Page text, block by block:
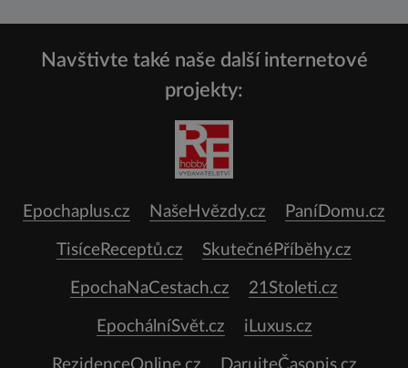
Navštivte také naše další internetové
projekty:
Epochaplus.cz NašeHvězdy.cz PaníDomu.cz
TisíceReceptů.cz SkutečnéPříběhy.cz
EpochaNaCestach.cz 21Stoleti.cz
EpochálníSvět.cz iLuxus.cz
RezidenceOnline.cz DarujteČasopis.cz